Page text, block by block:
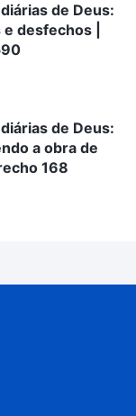
de Deus:
desfechos |
de Deus:
a obra de
168